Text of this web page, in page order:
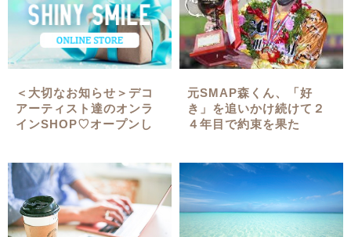
＜大切なお知らせ＞デコ
アーティスト達のオンラ
インSHOP♡オープンし
元SMAP森くん、「好
き」を追いかけ続けて２
４年目で約束を果た